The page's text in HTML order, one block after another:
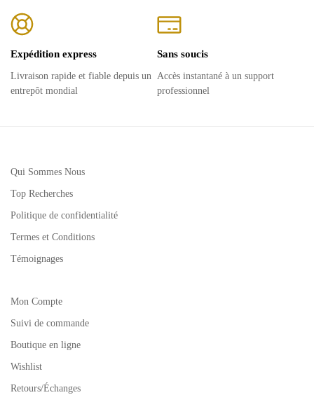
Expédition express
Livraison rapide et fiable depuis un
entrepôt mondial
Sans soucis
Accès instantané à un support
professionnel
Qui Sommes Nous
Top Recherches
Politique de confidentialité
Termes et Conditions
Témoignages
Mon Compte
Suivi de commande
Boutique en ligne
Wishlist
Retours/Échanges